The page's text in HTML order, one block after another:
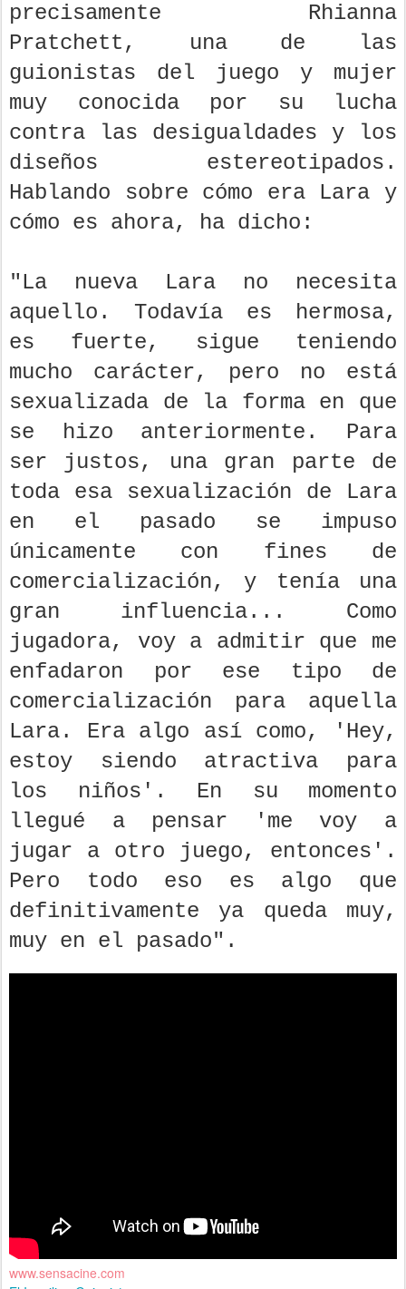
precisamente Rhianna
Pratchett, una de las
guionistas del juego y mujer
muy conocida por su lucha
contra las desigualdades y los
diseños estereotipados.
Hablando sobre cómo era Lara y
cómo es ahora, ha dicho:
"La nueva Lara no necesita
aquello. Todavía es hermosa,
es fuerte, sigue teniendo
mucho carácter, pero no está
sexualizada de la forma en que
se hizo anteriormente. Para
ser justos, una gran parte de
toda esa sexualización de Lara
en el pasado se impuso
únicamente con fines de
comercialización, y tenía una
gran influencia... Como
jugadora, voy a admitir que me
enfadaron por ese tipo de
comercialización para aquella
Lara. Era algo así como, 'Hey,
estoy siendo atractiva para
los niños'. En su momento
llegué a pensar 'me voy a
jugar a otro juego, entonces'.
Pero todo eso es algo que
definitivamente ya queda muy,
muy en el pasado".
www.sensacine.com